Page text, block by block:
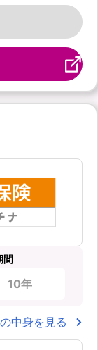
間
10年
中身を見る